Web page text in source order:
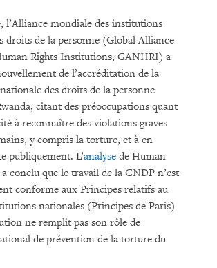
l’Alliance mondiale des institutions
droits de la personne (Global Alliance
Rights Institutions, GANHRI) a
de l’accréditation de la
des droits de la personne
citant des préoccupations quant
à reconnaître des violations graves
y compris la torture, et à en
publiquement. L’analyse de Human
conclu que le travail de la CNDP n’est
conforme aux Principes relatifs au
nationales (Principes de Paris)
ne remplit pas son rôle de
de prévention de la torture du